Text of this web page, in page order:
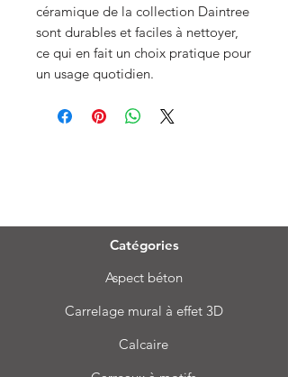
céramique de la collection Daintree
sont durables et faciles à nettoyer,
ce qui en fait un choix pratique pour
un usage quotidien.
Catégories
Aspect béton
Carrelage mural à effet 3D
Calcaire